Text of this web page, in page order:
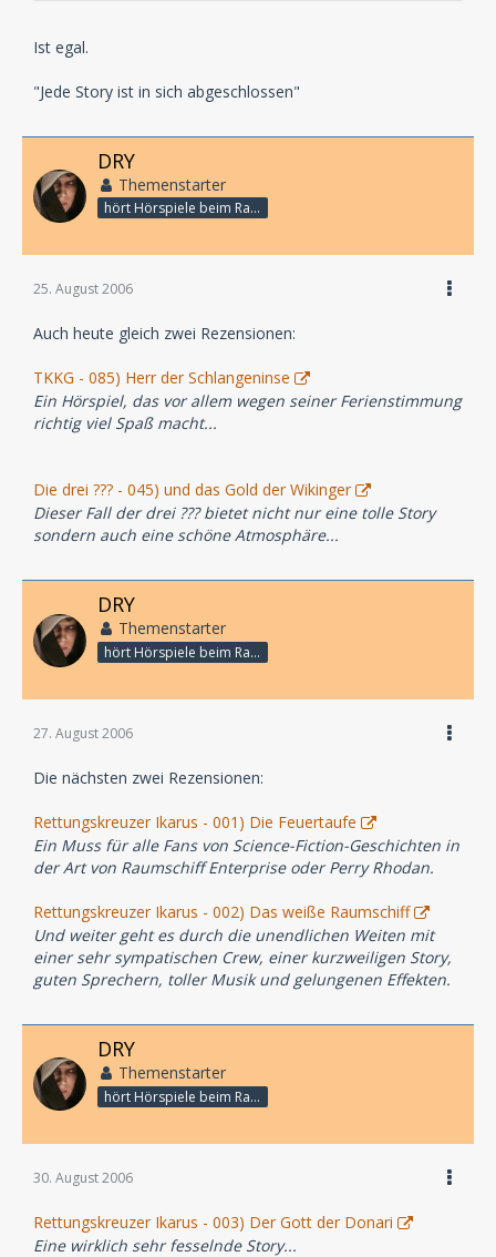
Ist egal.
"Jede Story ist in sich abgeschlossen"
DRY
Themenstarter
hört Hörspiele beim Rasenmähen
25. August 2006
Auch heute gleich zwei Rezensionen:
TKKG - 085) Herr der Schlangeninse
Ein Hörspiel, das vor allem wegen seiner Ferienstimmung
richtig viel Spaß macht...
Die drei ??? - 045) und das Gold der Wikinger
Dieser Fall der drei ??? bietet nicht nur eine tolle Story
sondern auch eine schöne Atmosphäre...
DRY
Themenstarter
hört Hörspiele beim Rasenmähen
27. August 2006
Die nächsten zwei Rezensionen:
Rettungskreuzer Ikarus - 001) Die Feuertaufe
Ein Muss für alle Fans von Science-Fiction-Geschichten in
der Art von Raumschiff Enterprise oder Perry Rhodan.
Rettungskreuzer Ikarus - 002) Das weiße Raumschiff
Und weiter geht es durch die unendlichen Weiten mit
einer sehr sympatischen Crew, einer kurzweiligen Story,
guten Sprechern, toller Musik und gelungenen Effekten.
DRY
Themenstarter
hört Hörspiele beim Rasenmähen
30. August 2006
Rettungskreuzer Ikarus - 003) Der Gott der Donari
Eine wirklich sehr fesselnde Story...